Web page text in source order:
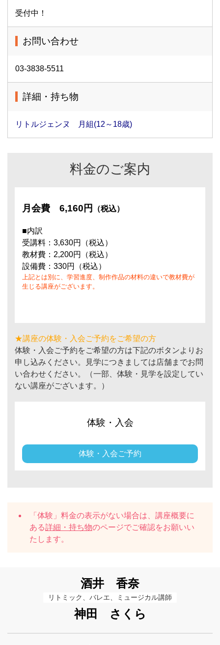
受付中！
お問い合わせ
03-3838-5511
詳細・持ち物
リトルジェンヌ 月組(12～18歳)
料金のご案内
月会費 6,160円 （税込）
■内訳
受講料：3,630円（税込）
教材費：2,200円（税込）
設備費：330円（税込）
上記とは別に、学習進度、制作作品の材料の違いで教材費が
生じる講座がございます。
★講座の体験・入会ご予約をご希望の方
体験・入会ご予約をご希望の方は下記のボタンよりお
申し込みください。見学につきましては店舗までお問
い合わせください。（一部、体験・見学を設定してい
ない講座がございます。）
体験・入会
体験・入会ご予約
「体験」料金の表示がない場合は、講座概要に
ある詳細・持ち物のページでご確認をお願いい
たします。
酒井 香奈
リトミック、バレエ、ミュージカル講師
神田 さくら